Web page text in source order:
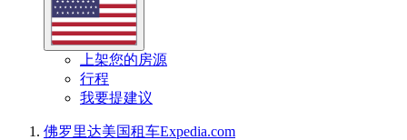
上架您的房源
行程
我要提建议
佛罗里达美国租车Expedia.com